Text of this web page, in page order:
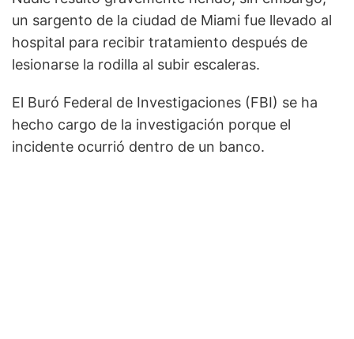
un sargento de la ciudad de Miami fue llevado al
hospital para recibir tratamiento después de
lesionarse la rodilla al subir escaleras.
El Buró Federal de Investigaciones (FBI) se ha
hecho cargo de la investigación porque el
incidente ocurrió dentro de un banco.